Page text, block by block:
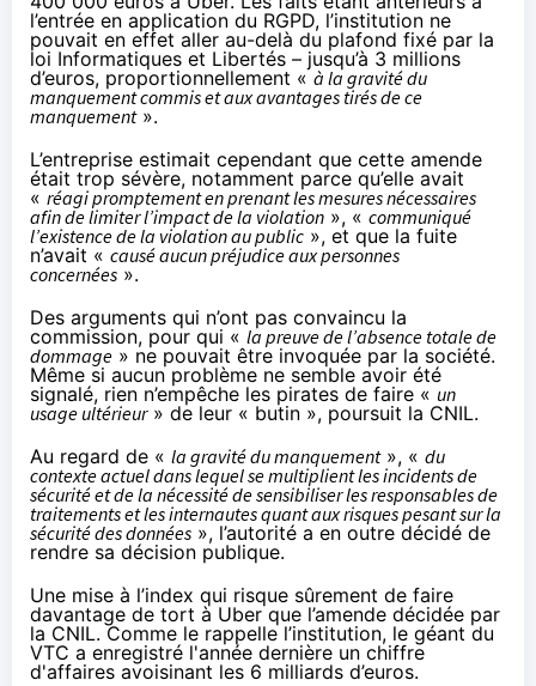
l’entrée en application du RGPD, l’institution ne
pouvait en effet aller au-delà du plafond fixé par la
loi Informatiques et Libertés – jusqu’à 3 millions
d’euros, proportionnellement « à la gravité du
manquement commis et aux avantages tirés de ce
manquement».
L’entreprise estimait cependant que cette amende
était trop sévère, notamment parce qu’elle avait
« réagi promptement en prenant les mesures nécessaires
afin de limiter l’impact de la violation », « communiqué
l’existence de la violation au public », et que la fuite
n’avait « causé aucun préjudice aux personnes
concernées ».
Des arguments qui n’ont pas convaincu la
commission, pour qui « la preuve de l’absence totale de
dommage » ne pouvait être invoquée par la société.
Même si aucun problème ne semble avoir été
signalé, rien n’empêche les pirates de faire « un
usage ultérieur» de leur « butin », poursuit la CNIL.
Au regard de « la gravité du manquement», « du
contexte actuel dans lequel se multiplient les incidents de
sécurité et de la nécessité de sensibiliser les responsables de
traitements et les internautes quant aux risques pesant sur la
sécurité des données », l’autorité a en outre décidé de
rendre sa décision publique.
Une mise à l’index qui risque sûrement de faire
davantage de tort à Uber que l’amende décidée par
la CNIL. Comme le rappelle l’institution, le géant du
VTC a enregistré l'année dernière un chiffre
d'affaires avoisinant les 6 milliards d’euros.